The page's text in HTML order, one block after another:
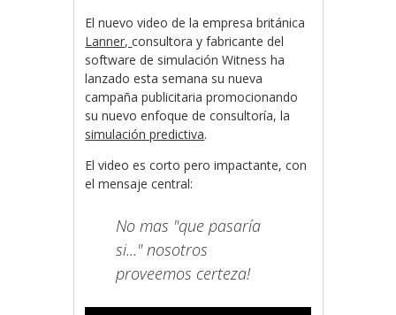
El nuevo video de la empresa británica
Lanner,consultora y fabricante del
software de simulación Witness ha
lanzado esta semana su nueva
campaña publicitaria promocionando
su nuevo enfoque de consultoría, la
simulación predictiva.
El video es corto pero impactante, con
el mensaje central:
No mas "que pasaría
si..." nosotros
proveemos certeza!